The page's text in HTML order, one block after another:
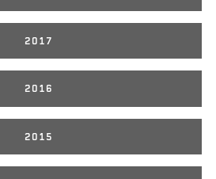
2017
2016
2015